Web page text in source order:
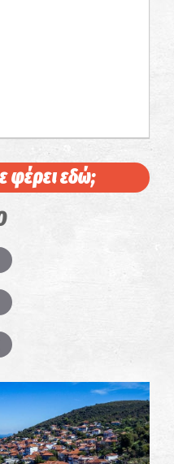
φέρει εδώ;